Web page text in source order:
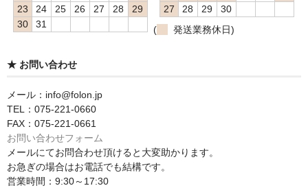
23
24 25 26 27 28
29
30
31
27
28 29
30
(
発送業務休日)
★ お問い合わせ
メール：info@folon.jp
TEL：075-221-0660
FAX：075-221-0661
お問い合わせフォーム
メールにてお問合わせ頂けると大変助かります。
お急ぎの場合はお電話でも結構です。
営業時間：9:30～17:30